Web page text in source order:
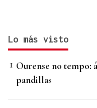
Lo más visto
Ourense no tempo:
pandillas